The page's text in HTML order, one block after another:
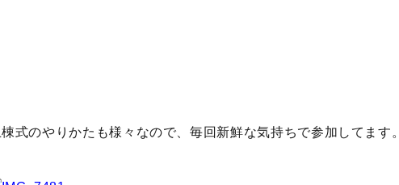
棟式のやりかたも様々なので、毎回新鮮な気持ちで参加してます。